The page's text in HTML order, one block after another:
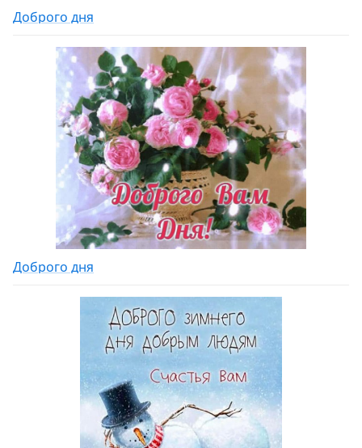
Доброго дня
Доброго дня